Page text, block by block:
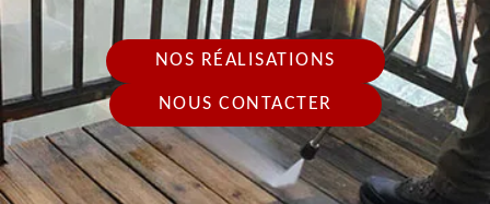
NOS RÉALISATIONS
NOUS CONTACTER